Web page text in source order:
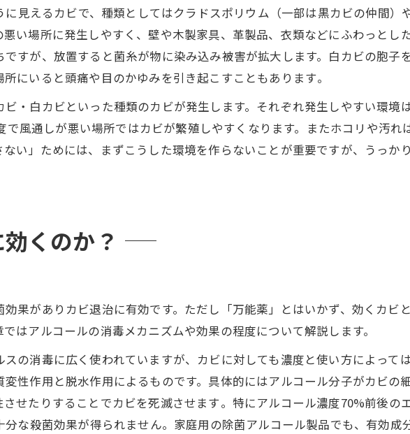
に見えるカビで、種類としてはクラドスポリウム（一部は黒カビの仲間）
い場所に発生しやすく、壁や木製家具、革製品、衣類などにふわっとし
すが、放置すると菌糸が物に染み込み被害が拡大します。白カビの胞子
にいると頭痛や目のかゆみを引き起こすこともあります​。
・白カビといった種類のカビが発生します。それぞれ発生しやすい環境
で風通しが悪い場所ではカビが繁殖しやすくなります。またホコリや汚れ
い」ためには、まずこうした環境を作らないことが重要ですが、うっか
くのか？
果がありカビ退治に有効です。ただし「万能薬」とはいかず、効くカビ
はアルコールの消毒メカニズムや効果の程度について解説します。
の消毒に広く使われていますが、カビに対しても濃度と使い方によって
性作用と脱水作用によるものです。具体的にはアルコール分子がカビの
せたりすることでカビを死滅させます​。特にアルコール濃度70%前後の
な殺菌効果が得られません​。家庭用の除菌アルコール製品でも、有効成